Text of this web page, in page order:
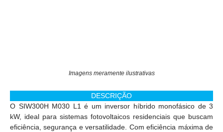
Imagens meramente ilustrativas
DESCRIÇÃO
O SIW300H M030 L1 é um inversor híbrido monofásico de 3
kW, ideal para sistemas fotovoltaicos residenciais que buscam
eficiência, segurança e versatilidade. Com eficiência máxima de